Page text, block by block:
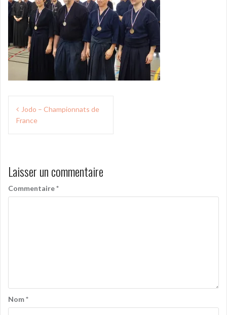
Navigation
de Jodo – Championnats de
France
Laisser un commentaire
Commentaire*
Nom*